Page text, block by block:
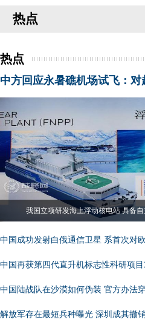
热点
热点
中方回应永暑礁机场试飞：对
我国立项研发海上浮动核电站 具备
中国成功发射白俄通信卫星 系首次对
中国再获第四代直升机标志性科研项
中国陆战队在沙漠如何伪装 官方办法
解放军存在最短兵种曝光 深圳成其撤